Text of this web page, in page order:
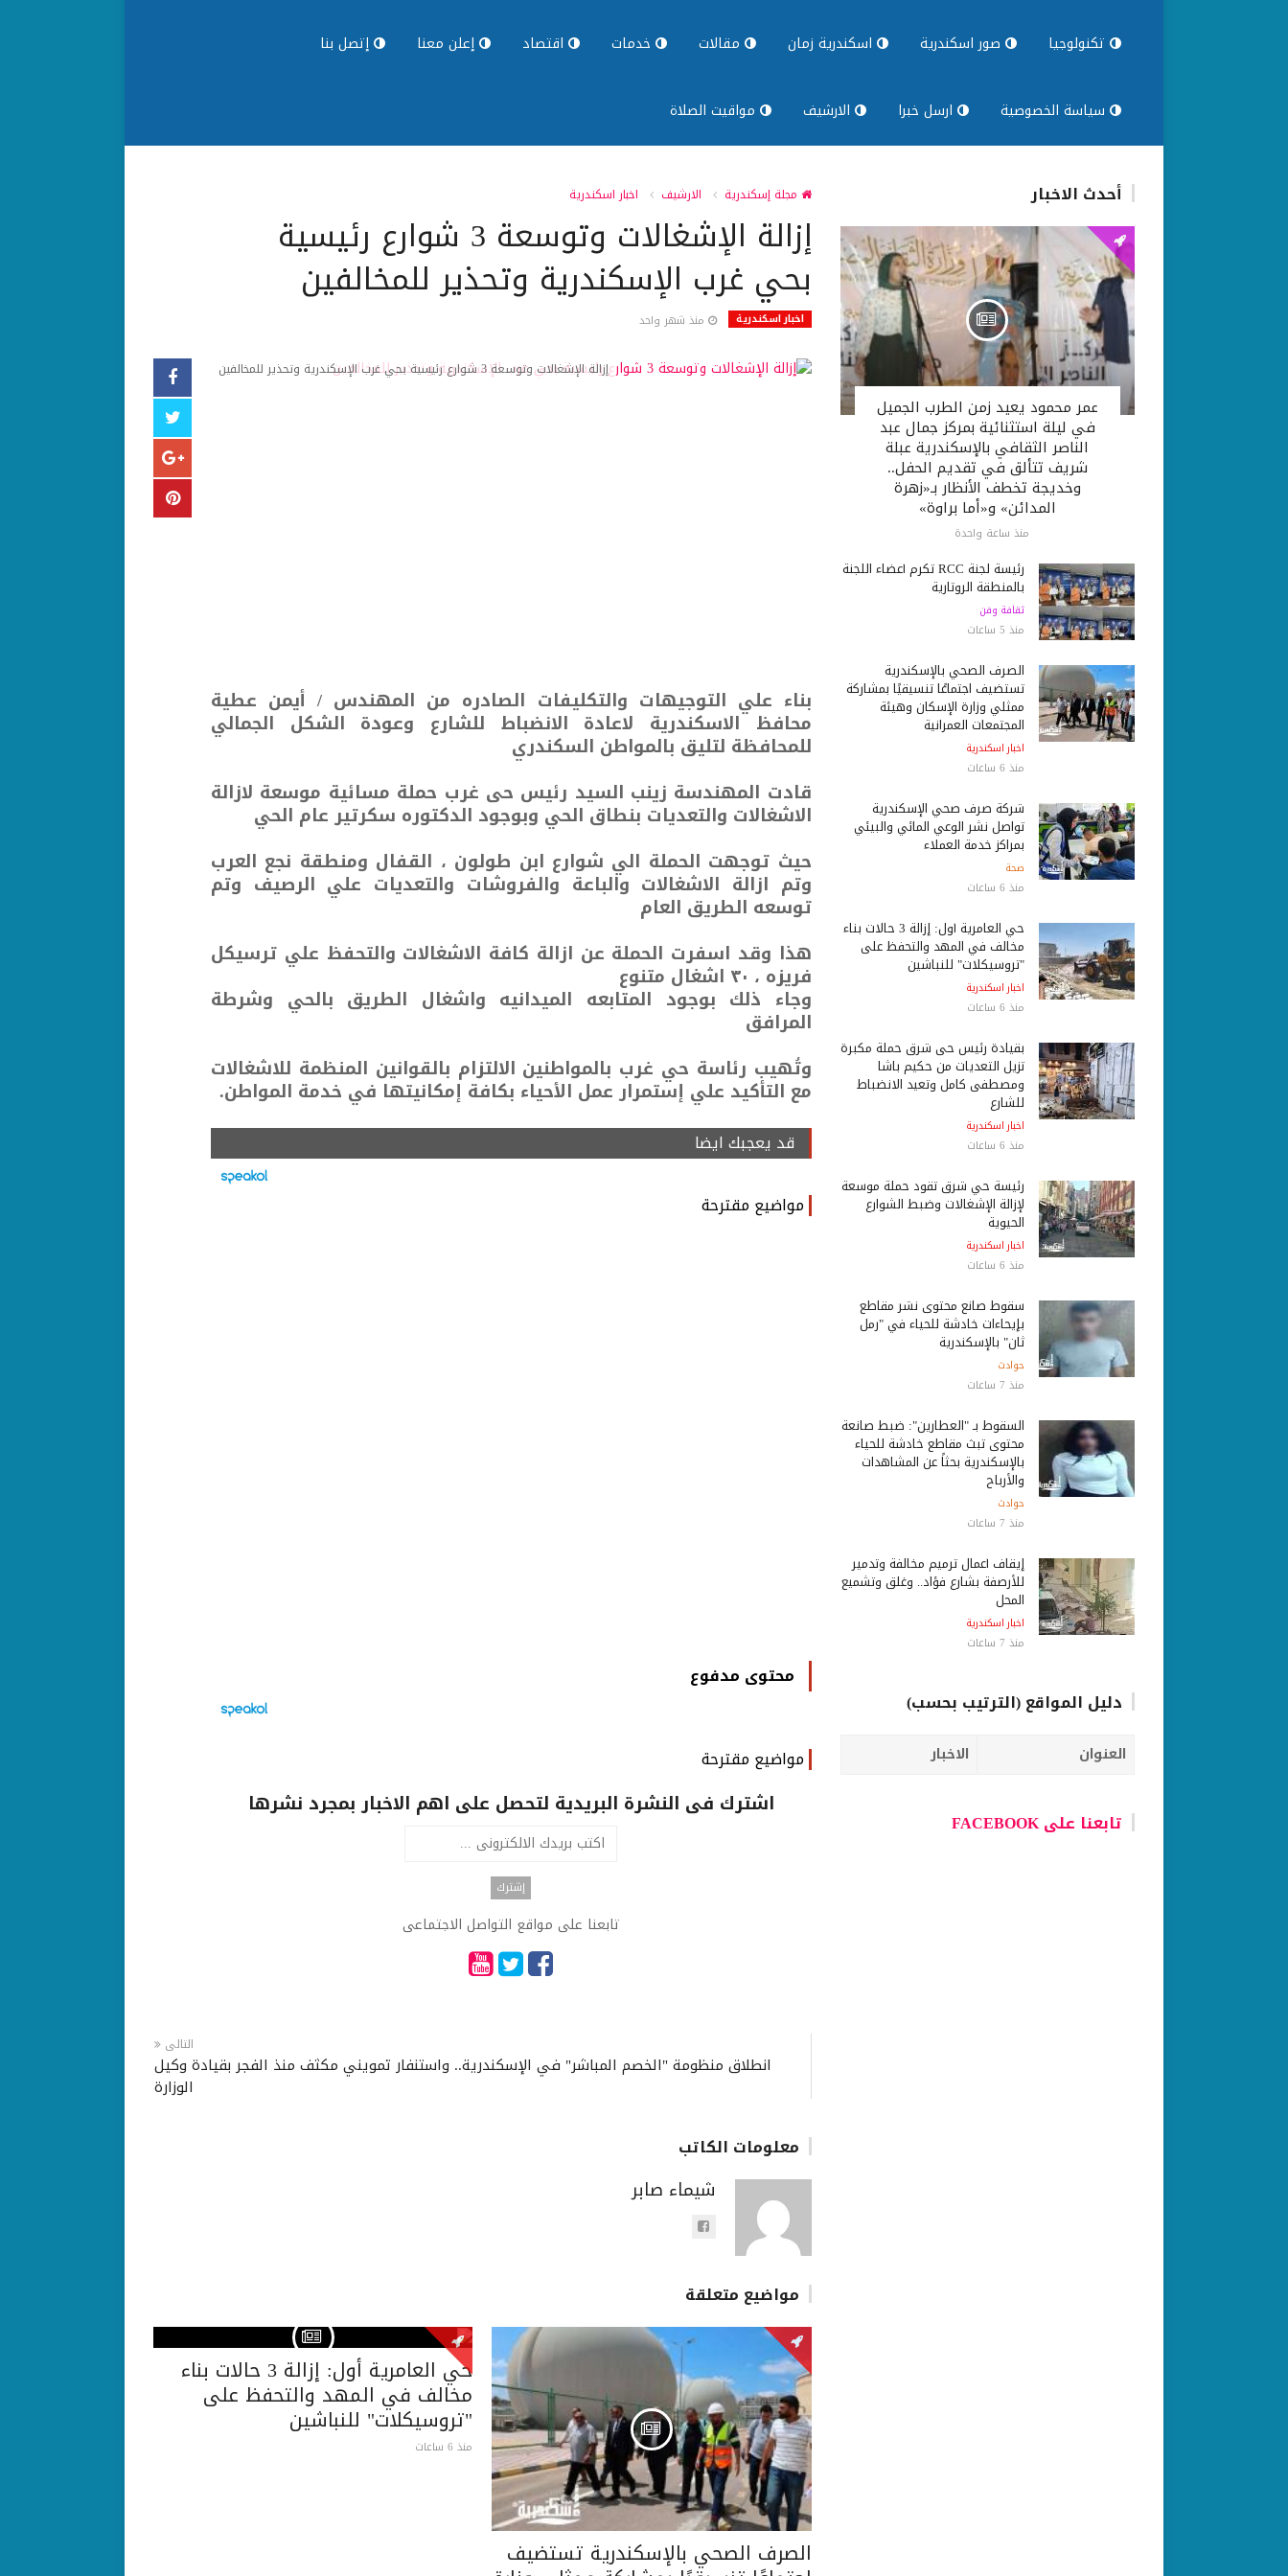
تكنولوجيا صور اسكندرية اسكندرية زمان مقالات خدمات اقتصاد إعلن معنا إتصل بنا
سياسة الخصوصية ارسل خبرا الارشيف مواقيت الصلاة
مجلة إسكندرية الارشيف اخبار اسكندرية
إزالة الإشغالات وتوسعة 3 شوارع رئيسية
بحي غرب الإسكندرية وتحذير للمخالفين
اخبار اسكندرية منذ شهر واحد
إزالة الإشغالات وتوسعة 3 شوارع رئيسية بحي غرب الإسكندرية وتحذير للمخالفين
بناء علي التوجيهات والتكليفات الصادره من المهندس / أيمن عطية
محافظ الاسكندرية لاعادة الانضباط للشارع وعودة الشكل الجمالي
للمحافظة لتليق بالمواطن السكندري
قادت المهندسة زينب السيد رئيس حى غرب حملة مسائية موسعة لازالة
الاشغالات والتعديات بنطاق الحي وبوجود الدكتوره سكرتير عام الحي
حيث توجهت الحملة الي شوارع ابن طولون ، القفال ومنطقة نجع العرب
وتم ازالة الاشغالات والباعة والفروشات والتعديات علي الرصيف وتم
توسعه الطريق العام
هذا وقد اسفرت الحملة عن ازالة كافة الاشغالات والتحفظ علي ترسيكل
فريزه ، ٣٠ اشغال متنوع
وجاء ذلك بوجود المتابعه الميدانيه واشغال الطريق بالحي وشرطة
المرافق
وتُهيب رئاسة حي غرب بالمواطنين الالتزام بالقوانين المنظمة للاشغالات
مع التأكيد علي إستمرار عمل الأحياء بكافة إمكانيتها في خدمة المواطن.
قد يعجبك ايضا
مواضيع مقترحة
محتوى مدفوع
مواضيع مقترحة
اشترك فى النشرة البريدية لتحصل على اهم الاخبار بمجرد نشرها
تابعنا على مواقع التواصل الاجتماعى
التالى
انطلاق منظومة "الخصم المباشر" في الإسكندرية.. واستنفار تمويني مكثف منذ الفجر بقيادة وكيل
الوزارة
معلومات الكاتب
شيماء صابر
مواضيع متعلقة
الصرف الصحي بالإسكندرية تستضيف
حي العامرية أول: إزالة 3 حالات بناء
مخالف في المهد والتحفظ على
"تروسيكلات" للنباشين
منذ 6 ساعات
أحدث الاخبار
عمر محمود يعيد زمن الطرب الجميل
في ليلة استثنائية بمركز جمال عبد
الناصر الثقافي بالإسكندرية عبلة
شريف تتألق في تقديم الحفل..
وخديجة تخطف الأنظار بـ«زهرة
المدائن» و«أما براوة»
منذ ساعة واحدة
رئيسة لجنة RCC تكرم أعضاء اللجنة
بالمنطقة الروتارية
ثقافة وفن
منذ 5 ساعات
الصرف الصحي بالإسكندرية
تستضيف اجتماعًا تنسيقيًا بمشاركة
ممثلي وزارة الإسكان وهيئة
المجتمعات العمرانية
اخبار اسكندرية
منذ 6 ساعات
شركة صرف صحي الإسكندرية
تواصل نشر الوعي المائي والبيئي
بمراكز خدمة العملاء
صحة
منذ 6 ساعات
حي العامرية أول: إزالة 3 حالات بناء
مخالف في المهد والتحفظ على
"تروسيكلات" للنباشين
اخبار اسكندرية
منذ 6 ساعات
بقيادة رئيس حى شرق حملة مكبرة
تزيل التعديات من حكيم باشا
ومصطفى كامل وتعيد الانضباط
للشارع
اخبار اسكندرية
منذ 6 ساعات
رئيسة حي شرق تقود حملة موسعة
لإزالة الإشغالات وضبط الشوارع
الحيوية
اخبار اسكندرية
منذ 6 ساعات
سقوط صانع محتوى نشر مقاطع
بإيحاءات خادشة للحياء في "رمل
ثان" بالإسكندرية
حوادث
منذ 7 ساعات
السقوط بـ "العطارين": ضبط صانعة
محتوى تبث مقاطع خادشة للحياء
بالإسكندرية بحثاً عن المشاهدات
والأرباح
حوادث
منذ 7 ساعات
إيقاف أعمال ترميم مخالفة وتدمير
للأرصفة بشارع فؤاد.. وغلق وتشميع
المحل
اخبار اسكندرية
منذ 7 ساعات
دليل المواقع (الترتيب بحسب)
العنوان الاخبار
تابعنا على FACEBOOK